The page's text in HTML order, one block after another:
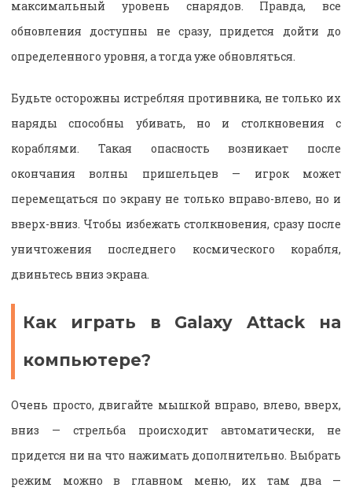
максимальный уровень снарядов. Правда, все
обновления доступны не сразу, придется дойти до
определенного уровня, а тогда уже обновляться.
Будьте осторожны истребляя противника, не только их
наряды способны убивать, но и столкновения с
кораблями. Такая опасность возникает после
окончания волны пришельцев — игрок может
перемещаться по экрану не только вправо-влево, но и
вверх-вниз. Чтобы избежать столкновения, сразу после
уничтожения последнего космического корабля,
двиньтесь вниз экрана.
Как играть в Galaxy Attack на
компьютере?
Очень просто, двигайте мышкой вправо, влево, вверх,
вниз — стрельба происходит автоматически, не
придется ни на что нажимать дополнительно. Выбрать
режим можно в главном меню, их там два —